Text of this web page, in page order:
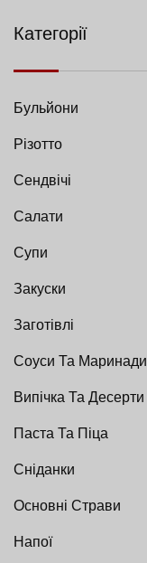
Категорії
Бульйони
Різотто
Сендвічі
Салати
Супи
Закуски
Заготівлі
Соуси Та Маринади
Випічка Та Десерти
Паста Та Піца
Сніданки
Основні Страви
Напої